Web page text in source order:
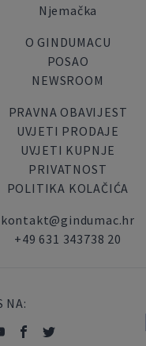
Njemačka
O GINDUMACU
POSAO
NEWSROOM
PRAVNA OBAVIJEST
UVJETI PRODAJE
UVJETI KUPNJE
PRIVATNOST
POLITIKA KOLAČIĆA
kontakt@gindumac.hr
+49 631 343738 20
NA: